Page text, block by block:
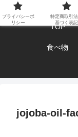
エ
TOP
食べ物
jojoba-oil-
プライバシーポ
リシー
特定商取引
基づく表記